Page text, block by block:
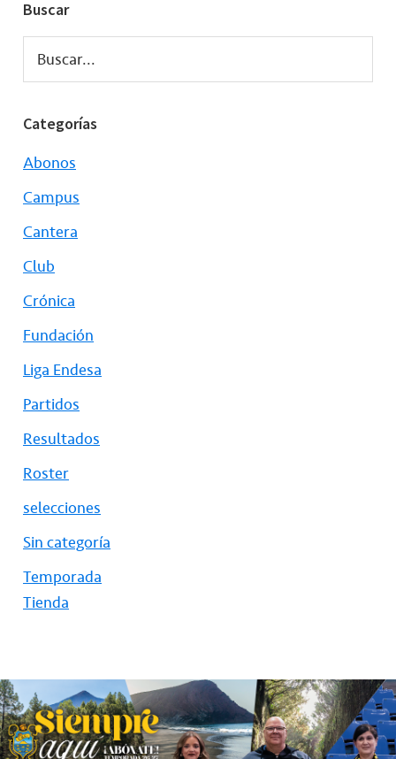
Buscar
Buscar...
Categorías
Abonos
Campus
Cantera
Club
Crónica
Fundación
Liga Endesa
Partidos
Resultados
Roster
selecciones
Sin categoría
Temporada
Tienda